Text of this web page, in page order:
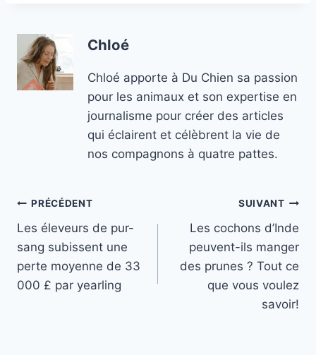
Chloé
Chloé apporte à Du Chien sa passion
pour les animaux et son expertise en
journalisme pour créer des articles
qui éclairent et célèbrent la vie de
nos compagnons à quatre pattes.
Navigation
de
l’article
PRÉCÉDENT
Les éleveurs de pur-
sang subissent une
perte moyenne de 33
000 £ par yearling
SUIVANT
Les cochons d’Inde
peuvent-ils manger
des prunes ? Tout ce
que vous voulez
savoir!